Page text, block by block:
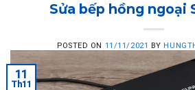
Sửa bếp hồng ngoại
POSTED ON 11/11/2021 BY
11
Th11